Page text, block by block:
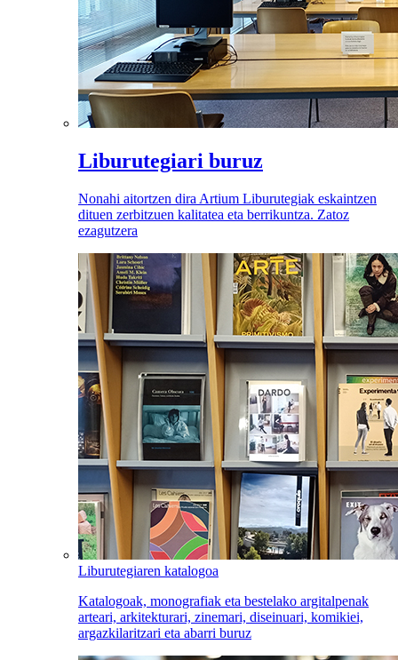
Liburutegiari buruz
Nonahi aitortzen dira Artium Liburutegiak eskaintzen
dituen zerbitzuen kalitatea eta berrikuntza. Zatoz
ezagutzera
Liburutegiaren katalogoa
Katalogoak, monografiak eta bestelako argitalpenak
arteari, arkitekturari, zinemari, diseinuari, komikiei,
argazkilaritzari eta abarri buruz